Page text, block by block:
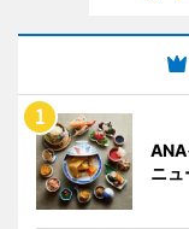
ANA
ニ